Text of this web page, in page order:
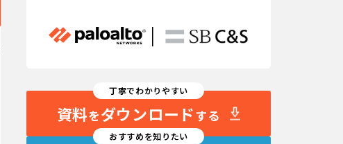
丁寧でわかりやすい
資料をダウンロードする
おすすめを知りたい